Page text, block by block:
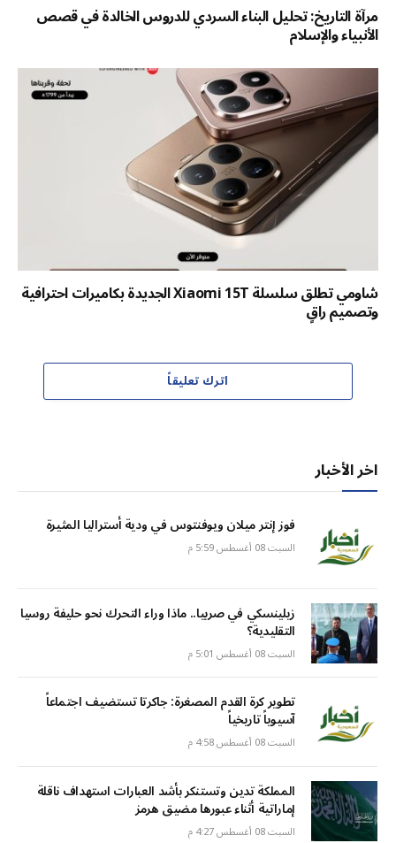
مرآة التاريخ: تحليل البناء السردي للدروس الخالدة في قصص
الأنبياء والإسلام
شاومي تطلق سلسلة Xiaomi 15T الجديدة بكاميرات احترافية
وتصميم راقٍ
اترك تعليقاً
اخر الأخبار
فوز إنتر ميلان ويوفنتوس في ودية أستراليا المثيرة
السبت 08 أغسطس 5:59 م
زيلينسكي في صربيا.. ماذا وراء التحرك نحو حليفة روسيا
التقليدية؟
السبت 08 أغسطس 5:01 م
تطوير كرة القدم المصغرة: جاكرتا تستضيف اجتماعاً
آسيوياً تاريخياً
السبت 08 أغسطس 4:58 م
المملكة تدين وتستنكر بأشد العبارات استهداف ناقلة
إماراتية أثناء عبورها مضيق هرمز
السبت 08 أغسطس 4:27 م